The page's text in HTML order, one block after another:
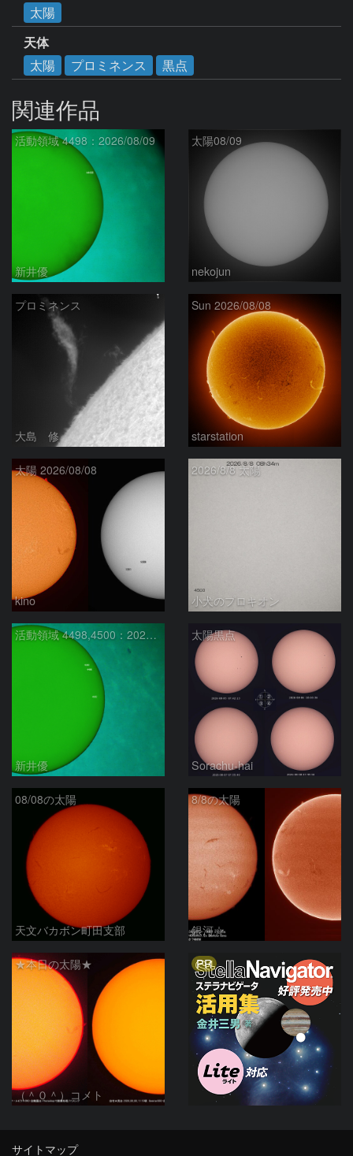
太陽
天体
太陽
プロミネンス 黒点
関連作品
活動領域 4498：2026/08/09
新井優
太陽08/09
nekojun
プロミネンス
大島 修
Sun 2026/08/08
starstation
太陽 2026/08/08
kino
2026/8/8 太陽
小犬のプロキオン
活動領域 4498,4500：2026/08/08
新井優
太陽黒点
Sorachu-hai
08/08の太陽
天文バカボン町田支部
8/8の太陽
銀河☆
★本日の太陽★
（＾０＾）コメト
PR
サイトマップ